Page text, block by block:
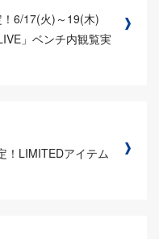
6/17(火)～19(木)
」ベンチ内観覧実
！LIMITEDアイテム